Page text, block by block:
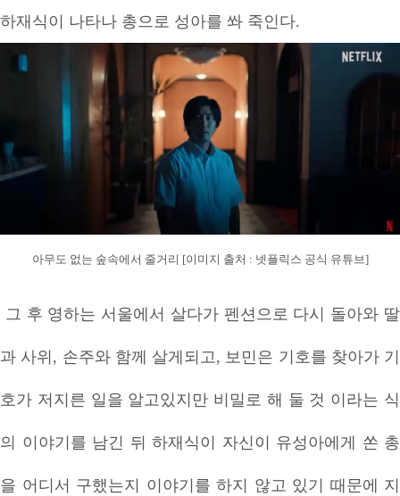
하재식이 나타나 총으로 성아를 쏴 죽인다.
아무도 없는 숲속에서 줄거리 [이미지 출처 : 넷플릭스 공식 유튜브]
그 후 영하는 서울에서 살다가 펜션으로 다시 돌아와 딸
과 사위, 손주와 함께 살게되고, 보민은 기호를 찾아가 기
호가 저지른 일을 알고있지만 비밀로 해 둘 것 이라는 식
의 이야기를 남긴 뒤 하재식이 자신이 유성아에게 쏜 총
을 어디서 구했는지 이야기를 하지 않고 있기 때문에 지